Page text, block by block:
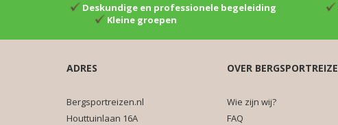
Deskundige en professionele begeleiding
Kleine groepen
ADRES
Bergsportreizen.nl
Houttuinlaan 16A
OVER
Wie zijn wij?
FAQ